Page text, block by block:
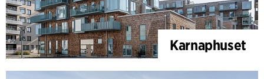
Karnaphuset